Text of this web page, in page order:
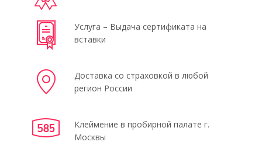
Услуга – Выдача сертификата на
вставки
Доставка со страховкой в любой
регион России
Клеймение в пробирной палате г.
Москвы